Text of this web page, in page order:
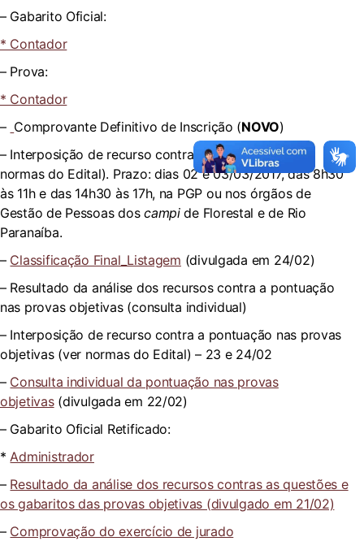
– Gabarito Oficial:
* Contador
– Prova:
* Contador
– Comprovante Definitivo de Inscrição (NOVO)
– Interposição de recurso contra a classificação (ver
normas do Edital). Prazo: dias 02 e 03/03/2017, das 8h30
às 11h e das 14h30 às 17h, na PGP ou nos órgãos de
Gestão de Pessoas doscampide Florestal e de Rio
Paranaíba.
– Classificação Final_Listagem (divulgada em 24/02)
– Resultado da análise dos recursos contra a pontuação
nas provas objetivas (consulta individual)
– Interposição de recurso contra a pontuação nas provas
objetivas (ver normas do Edital) – 23 e 24/02
– Consulta individual da pontuação nas provas
objetivas(divulgada em 22/02)
– Gabarito Oficial Retificado:
*Administrador
– Resultado da análise dos recursos contras as questões e
os gabaritos das provas objetivas (divulgado em 21/02)
– Comprovação do exercício de jurado